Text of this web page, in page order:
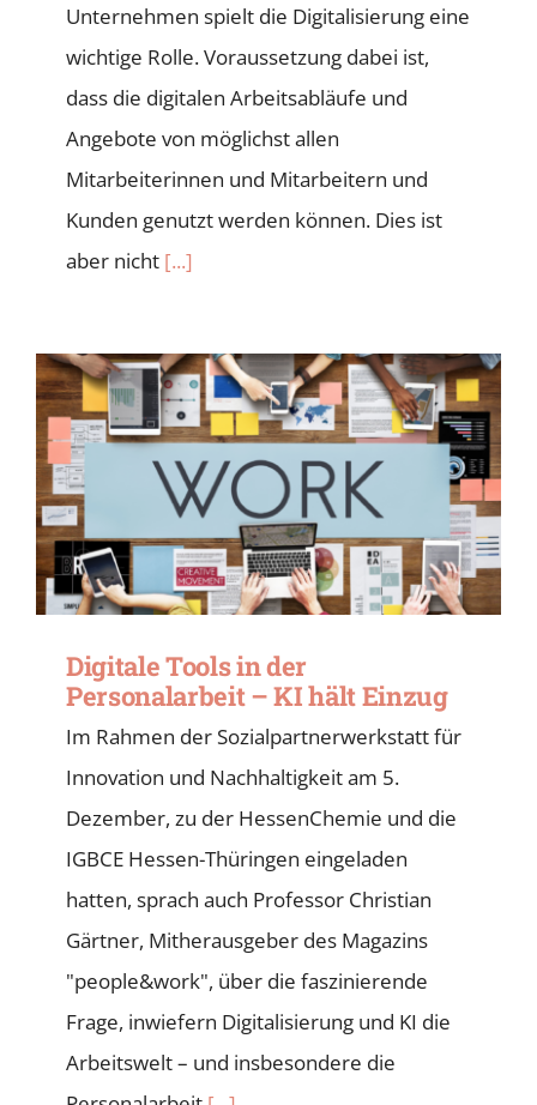
Unternehmen spielt die Digitalisierung eine
wichtige Rolle. Voraussetzung dabei ist,
dass die digitalen Arbeitsabläufe und
Angebote von möglichst allen
Mitarbeiterinnen und Mitarbeitern und
Kunden genutzt werden können. Dies ist
aber nicht [...]
Digitale Tools in der
Personalarbeit – KI hält Einzug
Im Rahmen der Sozialpartnerwerkstatt für
Innovation und Nachhaltigkeit am 5.
Dezember, zu der HessenChemie und die
IGBCE Hessen-Thüringen eingeladen
hatten, sprach auch Professor Christian
Gärtner, Mitherausgeber des Magazins
"people&work", über die faszinierende
Frage, inwiefern Digitalisierung und KI die
Arbeitswelt – und insbesondere die